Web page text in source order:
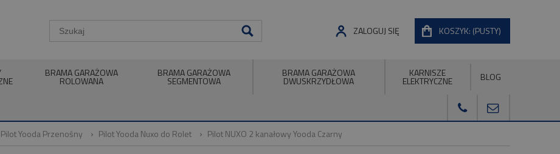
KOSZYK: (PUSTY)
ZALOGUJ SIĘ
BRAMA GARAŻOWA
ROLOWANA
BRAMA GARAŻOWA
SEGMENTOWA
BRAMA GARAŻOWA
DWUSKRZYDŁOWA
KARNISZE
ELEKTRYCZNE BLOG
Pilot Yooda Przenośny Pilot Yooda Nuxo do Rolet Pilot NUXO 2 kanałowy Yooda Czarny